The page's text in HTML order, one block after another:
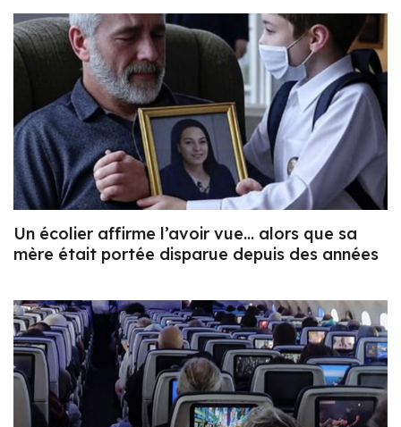
Un écolier affirme l’avoir vue… alors que sa
mère était portée disparue depuis des années